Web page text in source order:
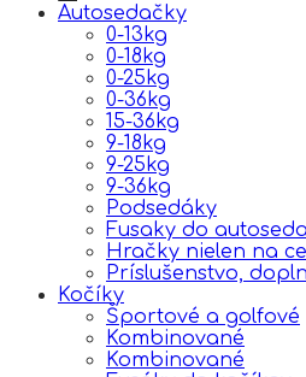
Autosedačky
0-13kg
0-18kg
0-25kg
0-36kg
15-36kg
9-18kg
9-25kg
9-36kg
Podsedáky
Fusaky do
Hračky nielen na
Príslušenstvo,
Kočíky
Športové a golfové
Kombinované
Kombinované